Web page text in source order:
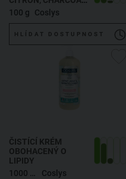
TOOTHPASTE
100 g Coslys
HLÍDAT DOSTUPNOST
ČISTÍCÍ KRÉM
OBOHACENÝ O
LIPIDY
1000 ml
Coslys